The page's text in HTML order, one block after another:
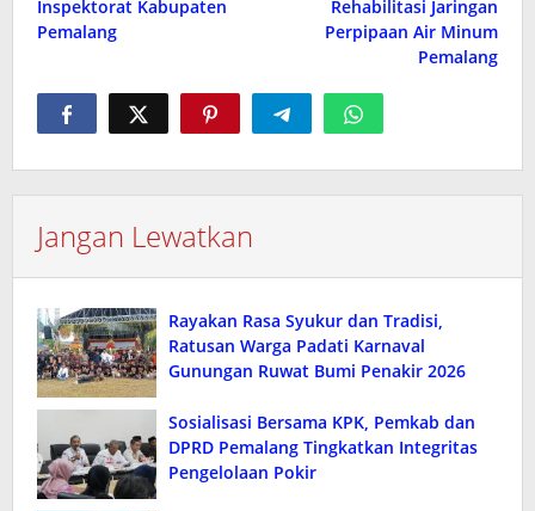
Inspektorat Kabupaten
Pemalang
Rehabilitasi Jaringan
Perpipaan Air Minum
Pemalang
Jangan Lewatkan
Rayakan Rasa Syukur dan Tradisi,
Ratusan Warga Padati Karnaval
Gunungan Ruwat Bumi Penakir 2026
Sosialisasi Bersama KPK, Pemkab dan
DPRD Pemalang Tingkatkan Integritas
Pengelolaan Pokir